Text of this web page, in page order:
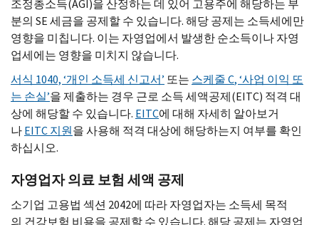
조정총소득(AGI)을 산정하는 데 있어 고용주에 해당하는 부
분의 SE세금을 공제할 수 있습니다. 해당 공제는 소득세에만
영향을 미칩니다. 이는 자영업에서 발생한 순소득이나 자영
업세에는 영향을 미치지 않습니다.
서식 1040, ‘개인 소득세 신고서’ 또는 스케줄C, ‘사업 이익 또
는 손실’을 제출하는 경우 근로 소득 세액공제(EITC) 적격 대
상에 해당할 수 있습니다. EITC에 대해 자세히 알아보거
나EITC지원을 사용해 적격 대상에 해당하는지 여부를 확인
하십시오.
자영업자 의료 보험 세액 공제
소기업 고용법 섹션 2042에 따라 자영업자는 소득세 목적
의 건강보험 비용을 공제할 수 있습니다. 해당 공제는 자영업